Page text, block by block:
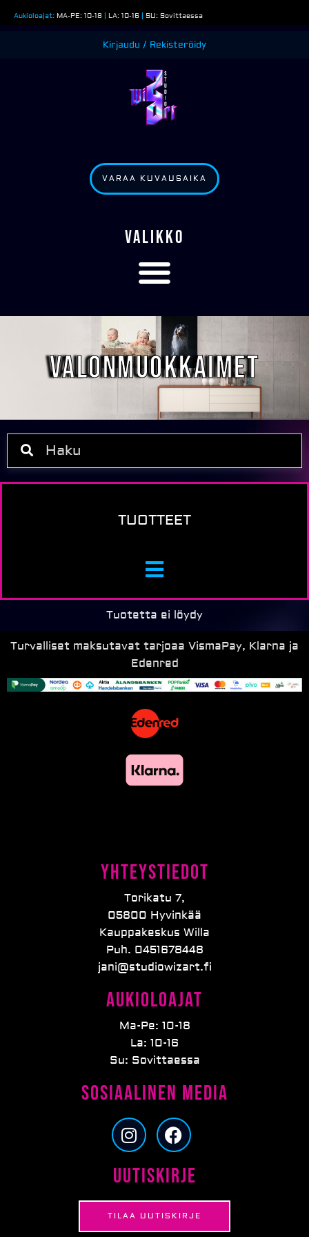
sisältöön
Aukioloajat: MA-PE: 10-18 | LA: 10-16 | SU: Sovittaessa
Kirjaudu / Rekisteröidy
VARAA KUVAUSAIKA
VALIKKO
Valonmuokkaimet
TUOTTEET
Tuotetta ei löydy
Turvalliset maksutavat tarjoaa VismaPay, Klarna ja
Edenred
Yhteystiedot
Torikatu 7,
05800 Hyvinkää
Kauppakeskus Willa
Puh. 0451678448
jani@studiowizart.fi
Aukioloajat
Ma-Pe: 10-18
La: 10-16
Su: Sovittaessa
Sosiaalinen media
I
n
t
g
r
F
a
e
o
o
Uutiskirje
TILAA UUTISKIRJE